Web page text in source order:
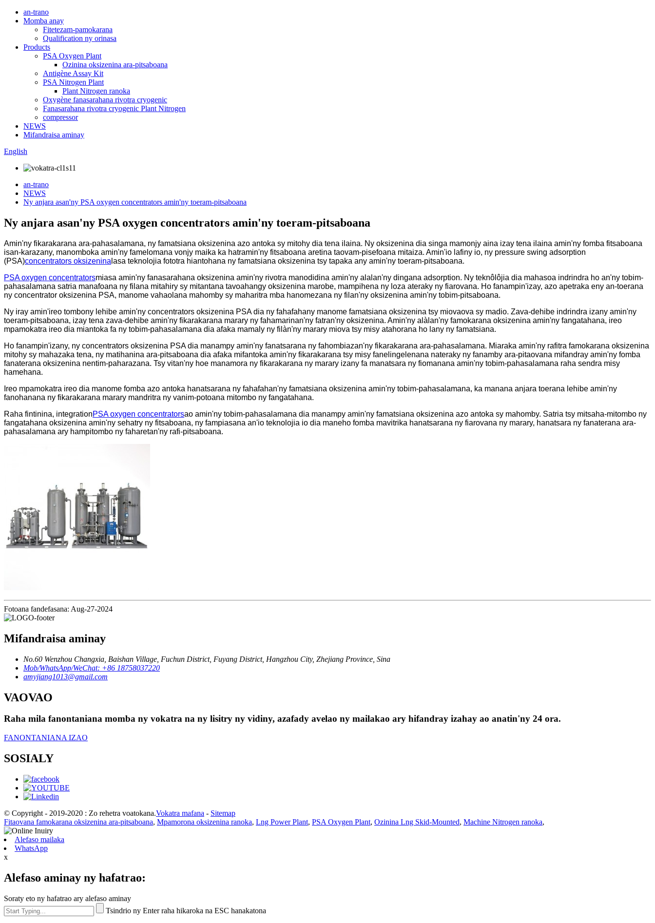
an-trano
Momba anay
Fitetezam-pamokarana
Qualification ny orinasa
Products
PSA Oxygen Plant
Ozinina oksizenina ara-pitsaboana
Antigène Assay Kit
PSA Nitrogen Plant
Plant Nitrogen ranoka
Oxygène fanasarahana rivotra cryogenic
Fanasarahana rivotra cryogenic Plant Nitrogen
compressor
NEWS
Mifandraisa aminay
English
an-trano
NEWS
Ny anjara asan'ny PSA oxygen concentrators amin'ny toeram-pitsaboana
Ny anjara asan'ny PSA oxygen concentrators amin'ny toeram-pitsaboana
Amin'ny fikarakarana ara-pahasalamana, ny famatsiana oksizenina azo antoka sy mitohy dia tena ilaina. Ny oksizenina dia singa mamonjy aina izay tena ilaina amin'ny fomba fitsaboana
isan-karazany, manomboka amin'ny famelomana vonjy maika ka hatramin'ny fitsaboana aretina taovam-pisefoana mitaiza. Amin'io lafiny io, ny pressure swing adsorption
(PSA)concentrators oksizenina lasa teknolojia fototra hiantohana ny famatsiana oksizenina tsy tapaka any amin'ny toeram-pitsaboana.
PSA oxygen concentratorsmiasa amin'ny fanasarahana oksizenina amin'ny rivotra manodidina amin'ny alalan'ny dingana adsorption. Ny teknôlôjia dia mahasoa indrindra ho an'ny tobim-
pahasalamana satria manafoana ny filana mitahiry sy mitantana tavoahangy oksizenina marobe, mampihena ny loza ateraky ny fiarovana. Ho fanampin'izay, azo apetraka eny an-toerana
ny concentrator oksizenina PSA, manome vahaolana mahomby sy maharitra mba hanomezana ny filan'ny oksizenina amin'ny tobim-pitsaboana.
Ny iray amin'ireo tombony lehibe amin'ny concentrators oksizenina PSA dia ny fahafahany manome famatsiana oksizenina tsy miovaova sy madio. Zava-dehibe indrindra izany amin'ny
toeram-pitsaboana, izay tena zava-dehibe amin'ny fikarakarana marary ny fahamarinan'ny fatran'ny oksizenina. Amin'ny alàlan'ny famokarana oksizenina amin'ny fangatahana, ireo
mpamokatra ireo dia miantoka fa ny tobim-pahasalamana dia afaka mamaly ny filàn'ny marary miova tsy misy atahorana ho lany ny famatsiana.
Ho fanampin'izany, ny concentrators oksizenina PSA dia manampy amin'ny fanatsarana ny fahombiazan'ny fikarakarana ara-pahasalamana. Miaraka amin'ny rafitra famokarana oksizenina
mitohy sy mahazaka tena, ny matihanina ara-pitsaboana dia afaka mifantoka amin'ny fikarakarana tsy misy fanelingelenana nateraky ny fanamby ara-pitaovana mifandray amin'ny fomba
fanaterana oksizenina nentim-paharazana. Tsy vitan'ny hoe manamora ny fikarakarana ny marary izany fa manatsara ny fiomanana amin'ny tobim-pahasalamana raha sendra misy
hamehana.
Ireo mpamokatra ireo dia manome fomba azo antoka hanatsarana ny fahafahan'ny famatsiana oksizenina amin'ny tobim-pahasalamana, ka manana anjara toerana lehibe amin'ny
fanohanana ny fikarakarana marary mandritra ny vanim-potoana mitombo ny fangatahana.
Raha fintinina, integrationPSA oxygen concentratorsao amin'ny tobim-pahasalamana dia manampy amin'ny famatsiana oksizenina azo antoka sy mahomby. Satria tsy mitsaha-mitombo ny
fangatahana oksizenina amin'ny sehatry ny fitsaboana, ny fampiasana an'io teknolojia io dia maneho fomba mavitrika hanatsarana ny fiarovana ny marary, hanatsara ny fanaterana ara-
pahasalamana ary hampitombo ny faharetan'ny rafi-pitsaboana.
Fotoana fandefasana: Aug-27-2024
Mifandraisa aminay
No.60 Wenzhou Changxia, Baishan Village, Fuchun District, Fuyang District, Hangzhou City, Zhejiang Province, Sina
Mob/WhatsApp/WeChat: +86 18758037220
amyjiang1013@gmail.com
VAOVAO
Raha mila fanontaniana momba ny vokatra na ny lisitry ny vidiny, azafady avelao ny mailakao ary hifandray izahay ao anatin'ny 24 ora.
FANONTANIANA IZAO
SOSIALY
© Copyright - 2019-2020 : Zo rehetra voatokana.Vokatra mafana - Sitemap
Fitaovana famokarana oksizenina ara-pitsaboana, Mpamorona oksizenina ranoka, Lng Power Plant, PSA Oxygen Plant, Ozinina Lng Skid-Mounted, Machine Nitrogen ranoka,
Alefaso mailaka
WhatsApp
x
Alefaso aminay ny hafatrao:
Soraty eto ny hafatrao ary alefaso aminay
Tsindrio ny Enter raha hikaroka na ESC hanakatona